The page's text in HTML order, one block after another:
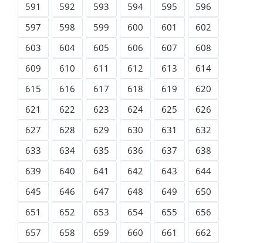
591
592 593 594 595
596
597
598 599 600 601
602
603
604 605 606 607
608
609
610 611 612 613
614
615
616 617 618 619
620
621
622 623 624 625
626
627
628 629 630 631
632
633
634 635 636 637
638
639
640 641 642 643
644
645
646 647 648 649
650
651
652 653 654 655
656
657
658 659 660 661
662